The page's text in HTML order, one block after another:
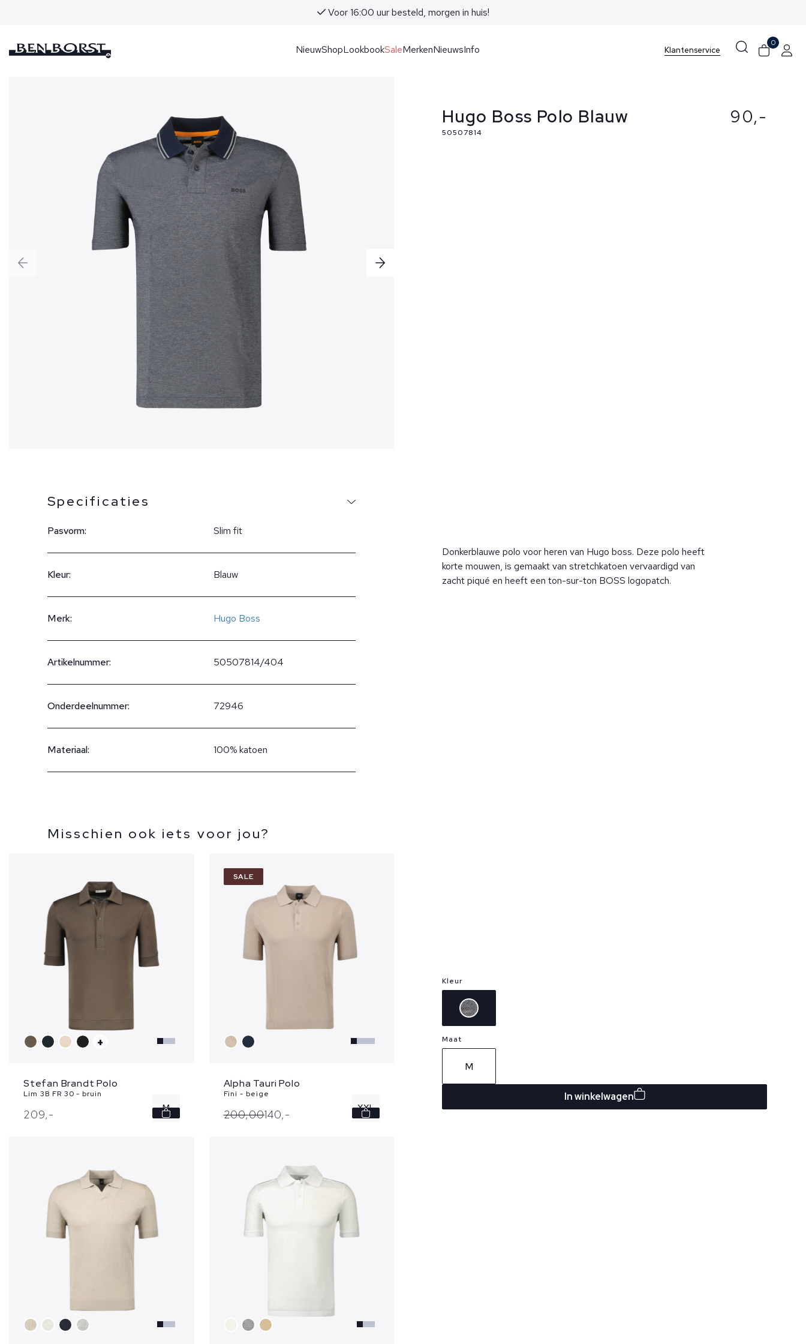
Voor 16:00 uur besteld, morgen in huis!
NieuwShopLookbookSaleMerkenNieuwsInfo Klantenservice
0
Specificaties
Pasvorm: Slim fit
Kleur: Blauw
Merk: Hugo Boss
Artikelnummer: 50507814/404
Onderdeelnummer: 72946
Materiaal: 100% katoen
Misschien ook iets voor jou?
+
Stefan Brandt Polo
Lim 3B FR 30 - bruin
209,- M
SALE
Alpha Tauri Polo
Fini - beige
200,00140,- XXL
Hugo Boss Polo Blauw
50507814
Donkerblauwe polo voor heren van Hugo boss. Deze polo heeft
korte mouwen, is gemaakt van stretchkatoen vervaardigd van
zacht piqué en heeft een ton-sur-ton BOSS logopatch.
90,-
Kleur
Maat
M
In winkelwagen